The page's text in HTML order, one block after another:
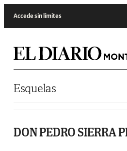
Accede sin límites
Esquelas
DON PEDRO SIERRA